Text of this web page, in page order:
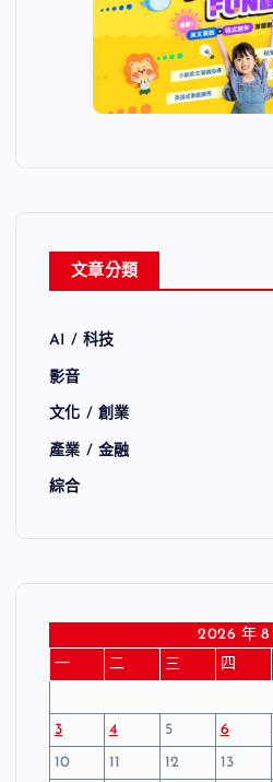
文章分類
AI / 科技
影音
文化 / 創業
產業 / 金融
綜合
2026 年 8
一
二 三 四
3
4 5 6
10
11 12 13